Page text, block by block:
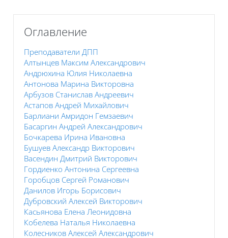
Оглавление
Преподаватели ДПП
Алтынцев Максим Александрович
Андрюхина Юлия Николаевна
Антонова Марина Викторовна
Арбузов Станислав Андреевич
Астапов Андрей Михайлович
Барлиани Амридон Гемзаевич
Басаргин Андрей Александрович
Бочкарева Ирина Ивановна
Бушуев Александр Викторович
Васендин Дмитрий Викторович
Гордиенко Антонина Сергеевна
Горобцов Сергей Романович
Данилов Игорь Борисович
Дубровский Алексей Викторович
Касьянова Елена Леонидовна
Кобелева Наталья Николаевна
Колесников Алексей Александрович